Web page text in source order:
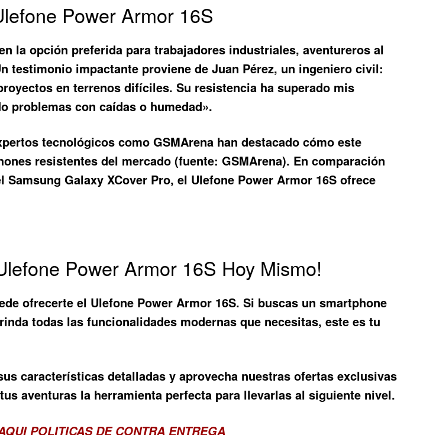
Power Armor 16S
la opción preferida para trabajadores industriales, aventureros al
testimonio impactante proviene de Juan Pérez, un ingeniero civil:
en terrenos difíciles. Su resistencia ha superado mis
problemas con caídas o humedad».
tecnológicos como GSMArena han destacado cómo este
resistentes del mercado (fuente: GSMArena). En comparación
Galaxy XCover Pro, el Ulefone Power Armor 16S ofrece
Power Armor 16S Hoy Mismo!
ofrecerte el Ulefone Power Armor 16S. Si buscas un smartphone
todas las funcionalidades modernas que necesitas, este es tu
características detalladas y aprovecha nuestras ofertas exclusivas
aventuras la herramienta perfecta para llevarlas al siguiente nivel.
POLITICAS DE CONTRA ENTREGA